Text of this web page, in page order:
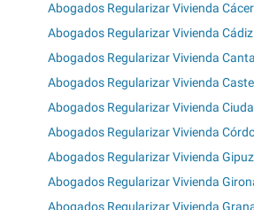
Abogados Regularizar Vivienda
Abogados Regularizar Vivienda Cádiz
Abogados Regularizar Vivienda
Abogados Regularizar Vivienda
Abogados Regularizar Vivienda
Abogados Regularizar Vivienda
Abogados Regularizar Vivienda
Abogados Regularizar Vivienda
Abogados Regularizar Vivienda